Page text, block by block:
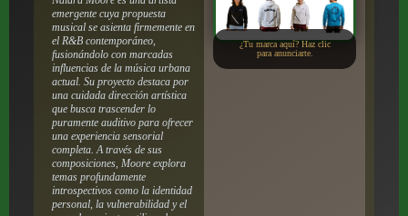
emergente cuya propuesta
musical se asienta firmemente en
el R&B contemporáneo,
fusionándolo con marcadas
influencias de la música urbana
actual. Su proyecto destaca por
una cuidada dirección artística
que busca trascender lo
puramente auditivo para ofrecer
una experiencia sensorial
completa. A través de sus
composiciones, Moore explora
temas profundamente
introspectivos como la identidad
personal, la vulnerabilidad y el
¿Tu marca aquí? Haz clic
para anunciarte.